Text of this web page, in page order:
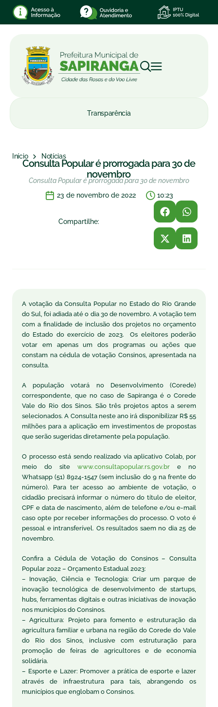
Transparência
Início Notícias
Consulta Popular é prorrogada para 30 de
novembro
Consulta Popular é prorrogada para 30 de novembro
23 de novembro de 2022
10:23
Compartilhe:
A votação da Consulta Popular no Estado do Rio Grande
do Sul, foi adiada até o dia 30 de novembro. A votação tem
com a finalidade de inclusão dos projetos no orçamento
do Estado do exercício de 2023. Os eleitores poderão
votar em apenas um dos programas ou ações que
constam na cédula de votação Consinos, apresentada na
consulta.
A população votará no Desenvolvimento (Corede)
correspondente, que no caso de Sapiranga é o Corede
Vale do Rio dos Sinos. São três projetos aptos a serem
selecionados. A Consulta neste ano irá disponibilizar R$ 55
milhões para a aplicação em investimentos de propostas
que serão sugeridas diretamente pela população.
O processo está sendo realizado via aplicativo Colab, por
meio do site www.consultapopular.rs.gov.br e no
Whatsapp (51) 8924-1547 (sem inclusão do 9 na frente do
número). Para ter acesso ao ambiente de votação, o
cidadão precisará informar o número do título de eleitor,
CPF e data de nascimento, além de telefone e/ou e-mail
caso opte por receber informações do processo. O voto é
pessoal e intransferível. Os resultados saem no dia 25 de
novembro.
Confira a Cédula de Votação do Consinos – Consulta
Popular 2022 – Orçamento Estadual 2023:
– Inovação, Ciência e Tecnologia: Criar um parque de
inovação tecnológica de desenvolvimento de startups,
hubs, ferramentas digitais e outras iniciativas de inovação
nos municípios do Consinos.
– Agricultura: Projeto para fomento e estruturação da
agricultura familiar e urbana na região do Corede do Vale
do Rio dos Sinos, inclusive com estruturação para
promoção de feiras de agricultores e de economia
solidária.
– Esporte e Lazer: Promover a prática de esporte e lazer
através de infraestrutura para tais, abrangendo os
municípios que englobam o Consinos.